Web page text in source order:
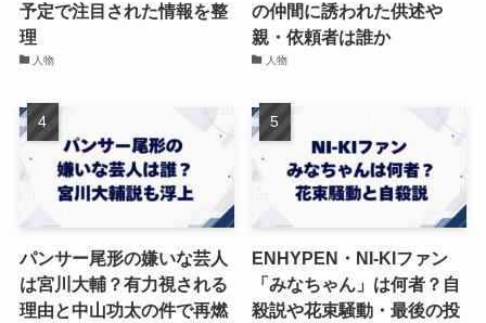
予定で注目された情報を整
理
人物
の仲間に誘われた供述や
親・依頼者は誰か
人物
パンサー尾形の嫌いな芸人
は宮川大輔？有力視される
理由と中山功太の件で再燃
ENHYPEN・NI-KIファン
「みなちゃん」は何者？自
殺説や花束騒動・最後の投